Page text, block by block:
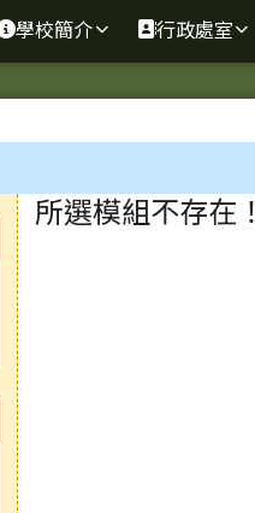
學校簡介 行政處室
主內容區域
所選模組不存在！